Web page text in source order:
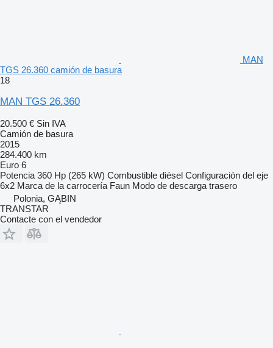
MAN
TGS 26.360 camión de basura
18
MAN TGS 26.360
20.500 € Sin IVA
Camión de basura
2015
284.400 km
Euro 6
Potencia 360 Hp (265 kW) Combustible diésel Configuración del eje
6x2 Marca de la carrocería Faun Modo de descarga trasero
Polonia, GĄBIN
TRANSTAR
Contacte con el vendedor